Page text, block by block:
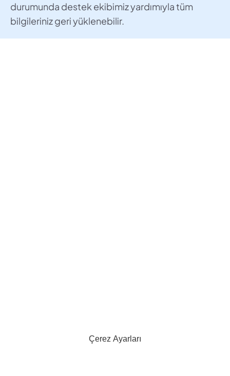
durumunda destek ekibimiz yardımıyla tüm
bilgileriniz geri yüklenebilir.
Çerez Ayarları